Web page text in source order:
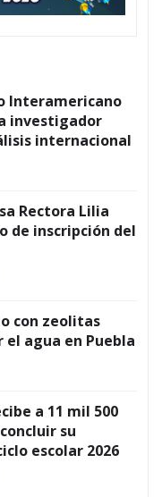
Interamericano
investigador
internacional
Rectora Lilia
de inscripción del
con zeolitas
el agua en Puebla
a 11 mil 500
su
escolar 2026